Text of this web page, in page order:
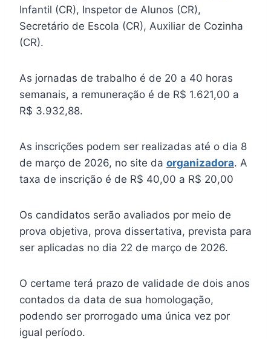
Infantil (CR), Inspetor de Alunos (CR),
Secretário de Escola (CR), Auxiliar de Cozinha
(CR).
As jornadas de trabalho é de 20 a 40 horas
semanais, a remuneração é de R$ 1.621,00 a
R$ 3.932,88.
As inscrições podem ser realizadas até o dia 8
de março de 2026, no site da organizadora. A
taxa de inscrição é de R$ 40,00 a R$ 20,00
Os candidatos serão avaliados por meio de
prova objetiva, prova dissertativa, prevista para
ser aplicadas no dia 22 de março de 2026.
O certame terá prazo de validade de dois anos
contados da data de sua homologação,
podendo ser prorrogado uma única vez por
igual período.